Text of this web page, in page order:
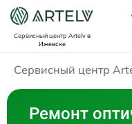
Сервисный центр Artelvв
Ижевске
Сервисный центр
Ремонт